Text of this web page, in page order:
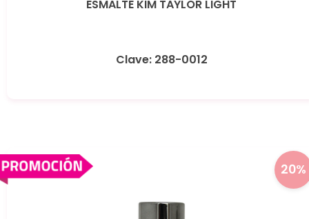
ESMALTE KIM TAYLOR LIGHT
Clave: 288-0012
20%